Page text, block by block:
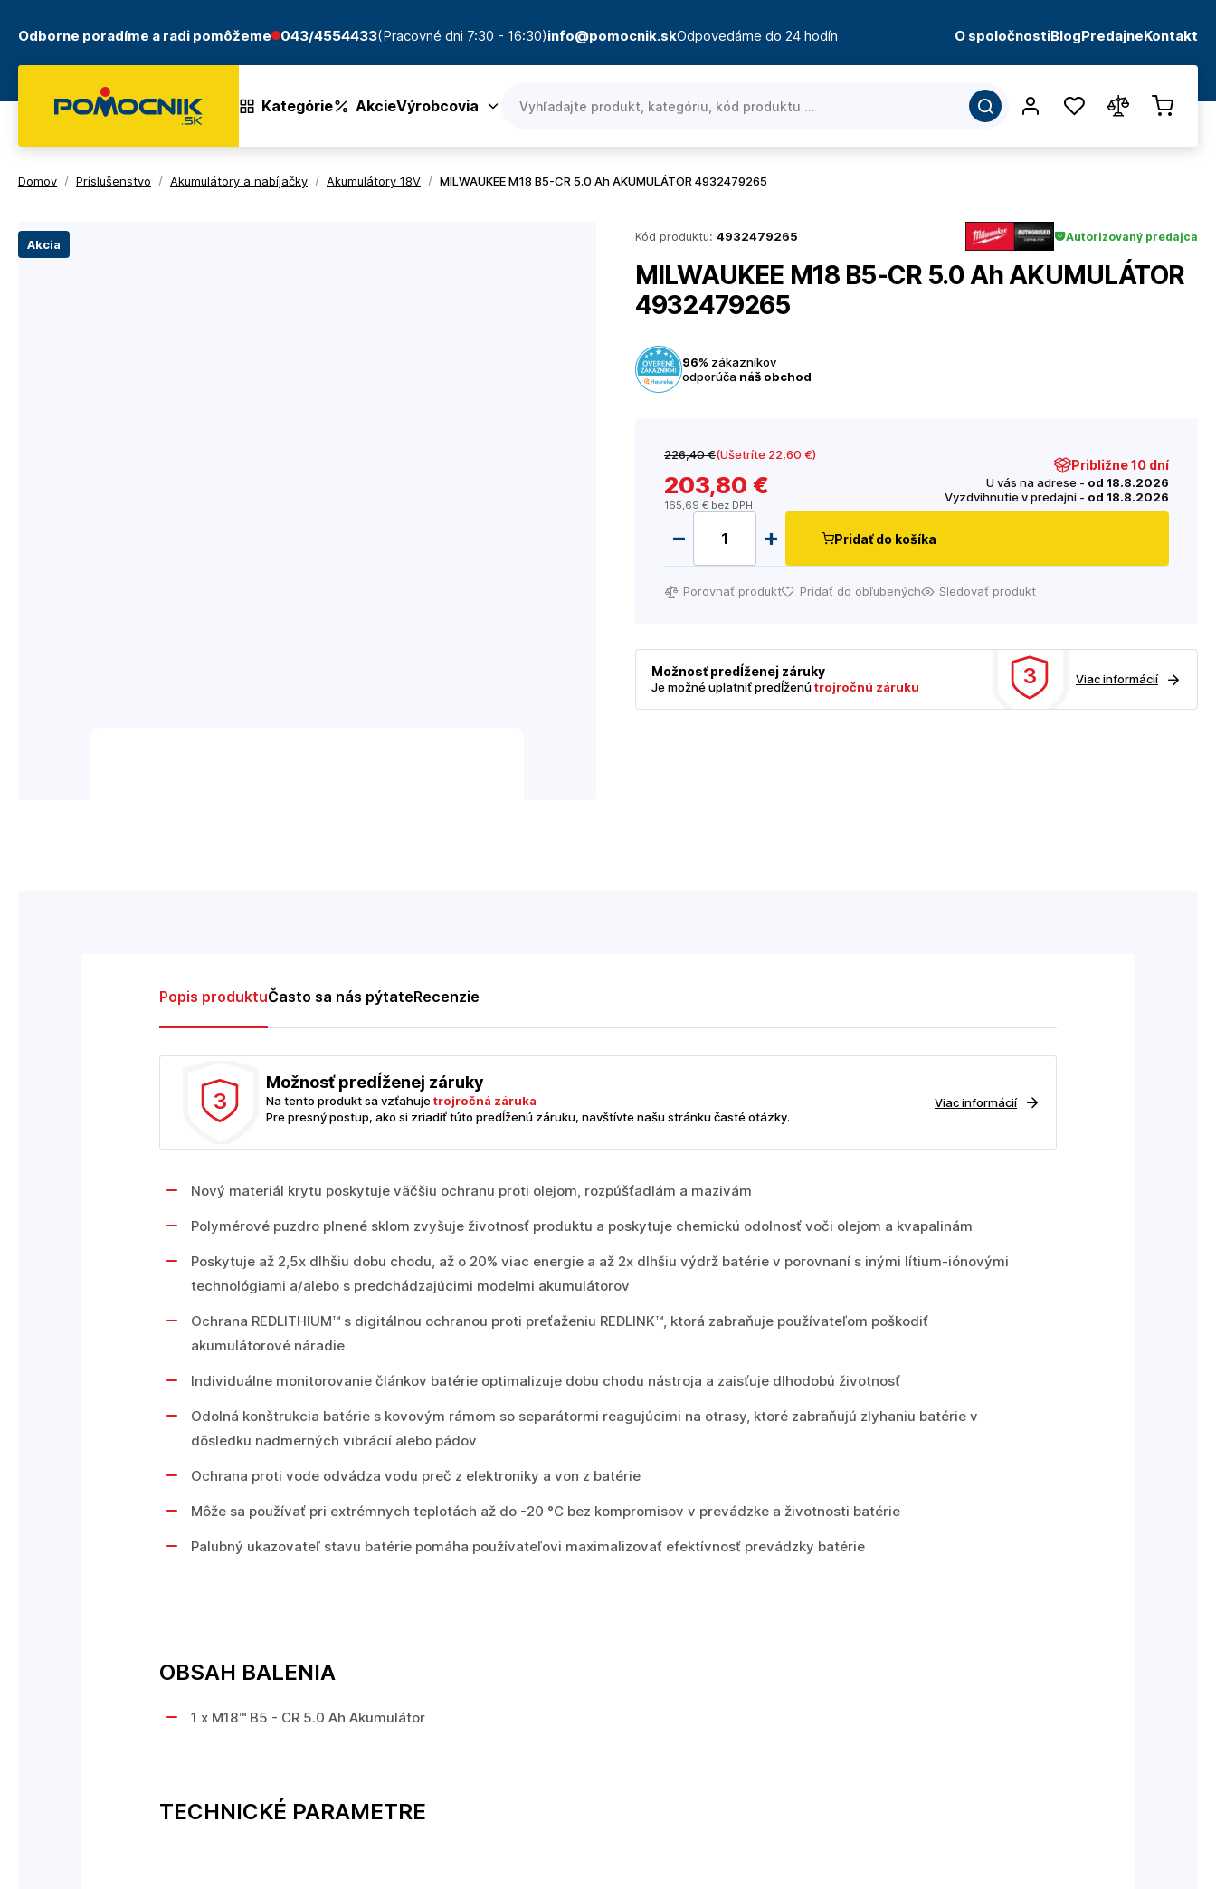
Odborne poradíme a radi pomôžeme 043/4554433(Pracovné dni 7:30 - 16:30)info@pomocnik.skOdpovedáme do 24 hodín O spoločnostiBlogPredajneKontakt
Kategórie AkcieVýrobcovia
Domov / Príslušenstvo / Akumulátory a nabíjačky / Akumulátory 18V / MILWAUKEE M18 B5-CR 5.0 Ah AKUMULÁTOR 4932479265
Akcia
Kód produktu: 4932479265 Autorizovaný predajca
MILWAUKEE M18 B5-CR 5.0 Ah AKUMULÁTOR
4932479265
96% zákazníkov
odporúča náš obchod
226,40 €(Ušetríte 22,60 €)
203,80 €
165,69 € bez DPH
Približne 10 dní
U vás na adrese - od 18.8.2026
Vyzdvihnutie v predajni - od 18.8.2026
Pridať do košíka
Porovnať produkt Pridať do obľubených Sledovať produkt
Možnosť predĺženej záruky
Je možné uplatniť predĺženútrojročnú záruku 3 Viac informácií
Popis produktuČasto sa nás pýtateRecenzie
3
Možnosť predĺženej záruky
Na tento produkt sa vzťahujetrojročná záruka
Pre presný postup, ako si zriadiť túto predĺženú záruku, navštívte našu stránku časté otázky.
Viac informácií
Nový materiál krytu poskytuje väčšiu ochranu proti olejom, rozpúšťadlám a mazivám
Polymérové puzdro plnené sklom zvyšuje životnosť produktu a poskytuje chemickú odolnosť voči olejom a kvapalinám
Poskytuje až 2,5x dlhšiu dobu chodu, až o 20% viac energie a až 2x dlhšiu výdrž batérie v porovnaní s inými lítium-iónovými
technológiami a/alebo s predchádzajúcimi modelmi akumulátorov
Ochrana REDLITHIUM™ s digitálnou ochranou proti preťaženiu REDLINK™, ktorá zabraňuje používateľom poškodiť
akumulátorové náradie
Individuálne monitorovanie článkov batérie optimalizuje dobu chodu nástroja a zaisťuje dlhodobú životnosť
Odolná konštrukcia batérie s kovovým rámom so separátormi reagujúcimi na otrasy, ktoré zabraňujú zlyhaniu batérie v
dôsledku nadmerných vibrácií alebo pádov
Ochrana proti vode odvádza vodu preč z elektroniky a von z batérie
Môže sa používať pri extrémnych teplotách až do -20 °C bez kompromisov v prevádzke a životnosti batérie
Palubný ukazovateľ stavu batérie pomáha používateľovi maximalizovať efektívnosť prevádzky batérie
OBSAH BALENIA
1 x M18™ B5 - CR 5.0 Ah Akumulátor
TECHNICKÉ PARAMETRE